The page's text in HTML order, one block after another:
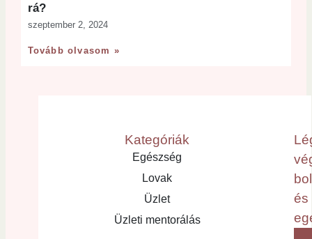
rá?
szeptember 2, 2024
Tovább olvasom »
Kategóriák
Egészség
Lovak
Üzlet
Üzleti mentorálás
és